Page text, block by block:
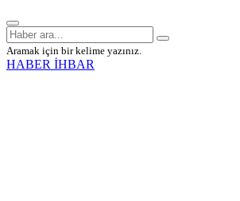
Aramak için bir kelime yazınız.
HABER İHBAR